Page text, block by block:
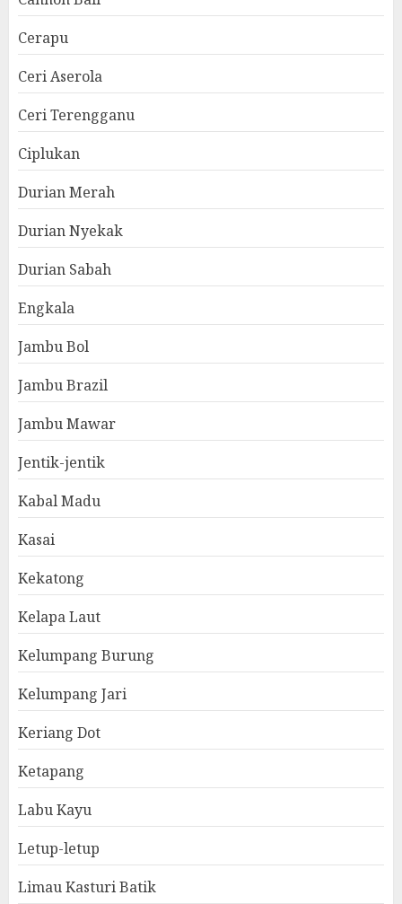
Cerapu
Ceri Aserola
Ceri Terengganu
Ciplukan
Durian Merah
Durian Nyekak
Durian Sabah
Engkala
Jambu Bol
Jambu Brazil
Jambu Mawar
Jentik-jentik
Kabal Madu
Kasai
Kekatong
Kelapa Laut
Kelumpang Burung
Kelumpang Jari
Keriang Dot
Ketapang
Labu Kayu
Letup-letup
Limau Kasturi Batik